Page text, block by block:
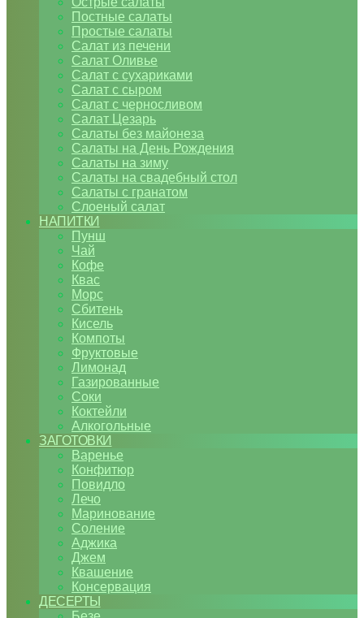
Постные салаты
Простые салаты
Салат из печени
Салат Оливье
Салат с сухариками
Салат с сыром
Салат с черносливом
Салат Цезарь
Салаты без майонеза
Салаты на День Рождения
Салаты на зиму
Салаты на свадебный стол
Салаты с гранатом
Слоеный салат
НАПИТКИ
Пунш
Чай
Кофе
Квас
Морс
Сбитень
Кисель
Компоты
Фруктовые
Лимонад
Газированные
Соки
Коктейли
Алкогольные
ЗАГОТОВКИ
Варенье
Конфитюр
Повидло
Лечо
Маринование
Соление
Аджика
Джем
Квашение
Консервация
ДЕСЕРТЫ